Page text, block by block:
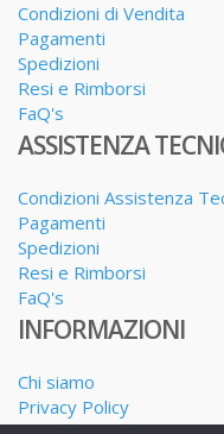
Condizioni di Vendita
Pagamenti
Spedizioni
Resi e Rimborsi
FaQ's
ASSISTENZA
Condizioni Assistenza
Pagamenti
Spedizioni
Resi e Rimborsi
FaQ's
INFORMAZIONI
Chi siamo
Privacy Policy